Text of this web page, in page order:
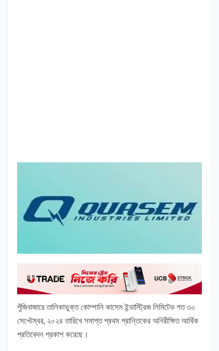
পুঁজিবাজারে তালিকাভুক্ত কোম্পানি কাসেম ইন্ডাস্ট্রিজ লিমিটেড গত ৩০
সেপ্টেম্বর, ২০২৪ তারিখে সমাপ্ত প্রথম প্রান্তিকের অনিরীক্ষিত আর্থিক
প্রতিবেদন প্রকাশ করেছে।